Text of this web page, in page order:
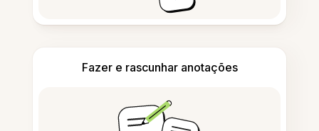
Fazer e rascunhar anotações